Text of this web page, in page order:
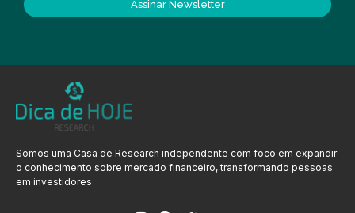
Assinar Newsletter
Somos uma Casa de Research independente com foco em expandir
o conhecimento sobre mercado financeiro, transformando pessoas
em investidores